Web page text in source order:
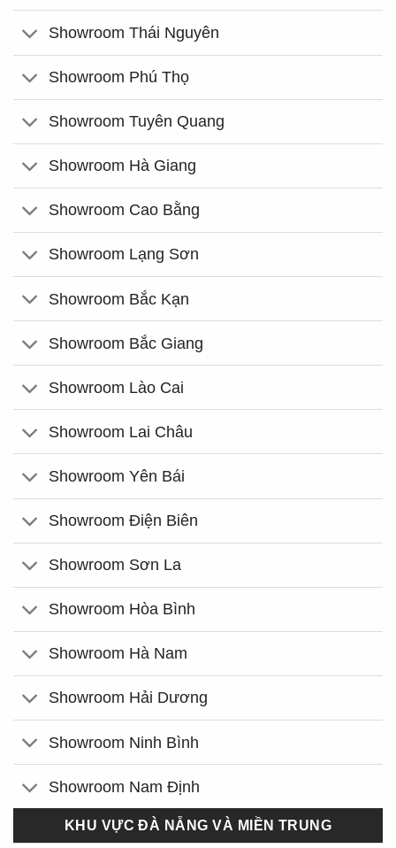
Showroom Thái Nguyên
Showroom Phú Thọ
Showroom Tuyên Quang
Showroom Hà Giang
Showroom Cao Bằng
Showroom Lạng Sơn
Showroom Bắc Kạn
Showroom Bắc Giang
Showroom Lào Cai
Showroom Lai Châu
Showroom Yên Bái
Showroom Điện Biên
Showroom Sơn La
Showroom Hòa Bình
Showroom Hà Nam
Showroom Hải Dương
Showroom Ninh Bình
Showroom Nam Định
KHU VỰC ĐÀ NẴNG VÀ MIỀN TRUNG